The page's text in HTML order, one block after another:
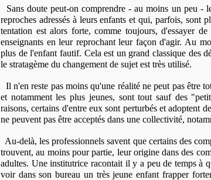
Sans doute peut-on comprendre - au moins un peu -
reproches adressés à leurs enfants et qui, parfois, sont
tentation est alors forte, comme toujours, d'essayer
enseignants en leur reprochant leur façon d'agir. Au
plus de l'enfant fautif. Cela est un grand classique des
le stratagème du changement de sujet est très utilisé.
Il n'en reste pas moins qu'une réalité ne peut pas être
et notamment les plus jeunes, sont tout sauf des
raisons, certains d'entre eux sont perturbés et adoptent
ne peuvent pas être acceptés dans une collectivité,
Au-delà, les professionnels savent que certains des
trouvent, au moins pour partie, leur origine dans des
adultes. Une institutrice racontait il y a peu de temps à
voir dans son bureau un très jeune enfant frapper